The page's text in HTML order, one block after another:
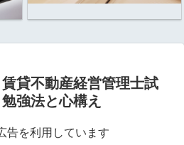
賃貸不動産経営管理士試
強法と心構え
告を利用しています